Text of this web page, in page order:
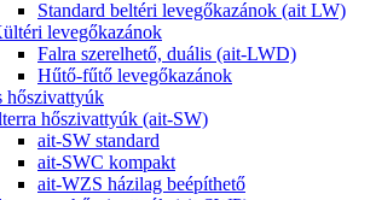
Standard beltéri levegőkazánok (ait LW)
levegőkazánok
Falra szerelhető, duális (ait-LWD)
Hűtő-fűtő levegőkazánok
hőszivattyúk
hőszivattyúk (ait-SW)
ait-SW standard
ait-SWC kompakt
ait-WZS házilag beépíthető